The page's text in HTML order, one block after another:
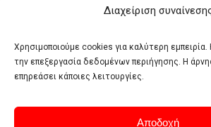
Διαχείριση
Χρησιμοποιούμε cookies για καλύτερη εμπειρία.
την επεξεργασία δεδομένων περιήγησης. Η
επηρεάσει κάποιες λειτουργίες.
Αποδοχή
Πολυτέλεια δεν είναι το αντίθετο της ανέχειας,